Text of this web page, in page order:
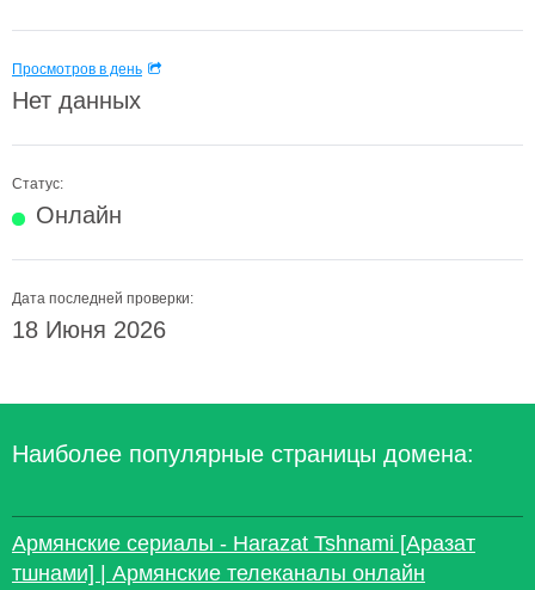
Просмотров в день
Нет данных
Статус:
Онлайн
Дата последней проверки:
18 Июня 2026
Наиболее популярные страницы домена:
Армянские сериалы - Harazat Tshnami [Аразат
тшнами] | Армянские телеканалы онлайн